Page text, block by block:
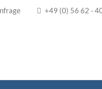
+49 (0) 56 62 -